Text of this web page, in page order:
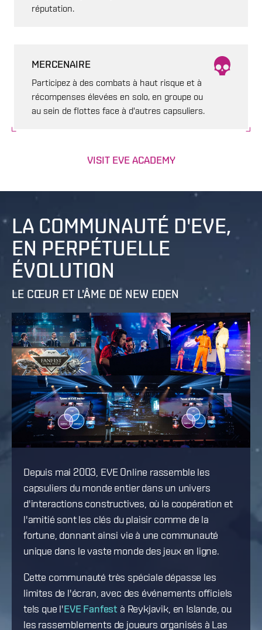
réputation.
MERCENAIRE
Participez à des combats à haut risque et à
récompenses élevées en solo, en groupe ou
au sein de flottes face à d'autres capsuliers.
VISIT EVE ACADEMY
LA COMMUNAUTÉ D'EVE,
EN PERPÉTUELLE
ÉVOLUTION
LE CŒUR ET L'ÂME DE NEW EDEN
Depuis mai 2003, EVE Online rassemble les
capsuliers du monde entier dans un univers
d'interactions constructives, où la coopération et
l'amitié sont les clés du plaisir comme de la
fortune, donnant ainsi vie à une communauté
unique dans le vaste monde des jeux en ligne.
Cette communauté très spéciale dépasse les
limites de l'écran, avec des événements officiels
tels que l'EVE Fanfest à Reykjavik, en Islande, ou
les rassemblements de joueurs organisés à Las